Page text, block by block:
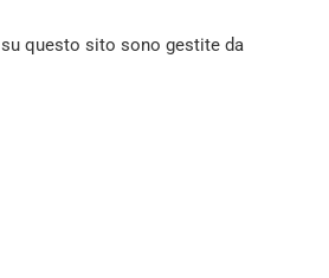
questo sito sono gestite da